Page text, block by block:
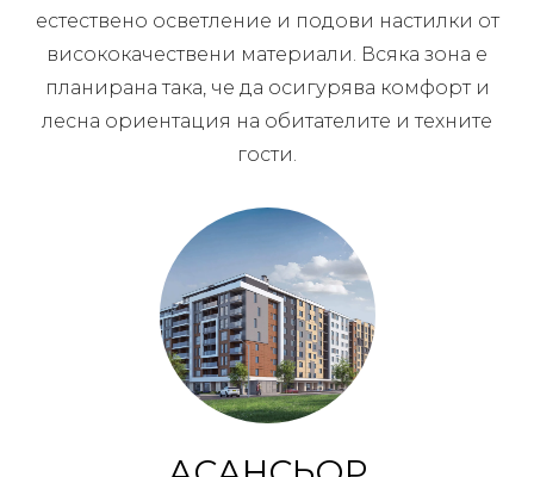
естествено осветление и подови настилки от
висококачествени материали. Всяка зона е
планирана така, че да осигурява комфорт и
лесна ориентация на обитателите и техните
гости.